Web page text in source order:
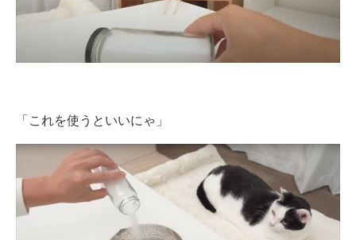
「これを使うといいにゃ」